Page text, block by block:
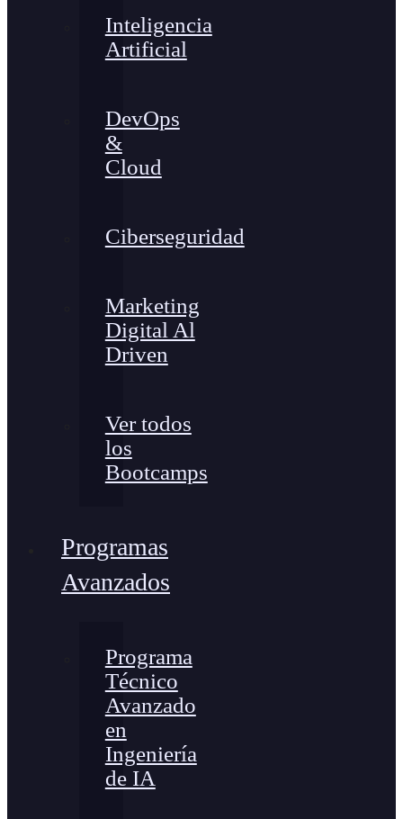
Inteligencia
Artificial
DevOps
&
Cloud
Ciberseguridad
Marketing
Digital Al
Driven
Ver todos
los
Bootcamps
Programas
Avanzados
Programa
Técnico
Avanzado
en
Ingeniería
de IA